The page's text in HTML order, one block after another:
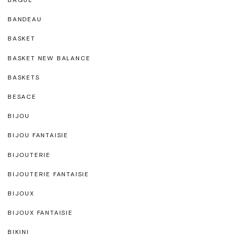
BANDEAU
BASKET
BASKET NEW BALANCE
BASKETS
BESACE
BIJOU
BIJOU FANTAISIE
BIJOUTERIE
BIJOUTERIE FANTAISIE
BIJOUX
BIJOUX FANTAISIE
BIKINI